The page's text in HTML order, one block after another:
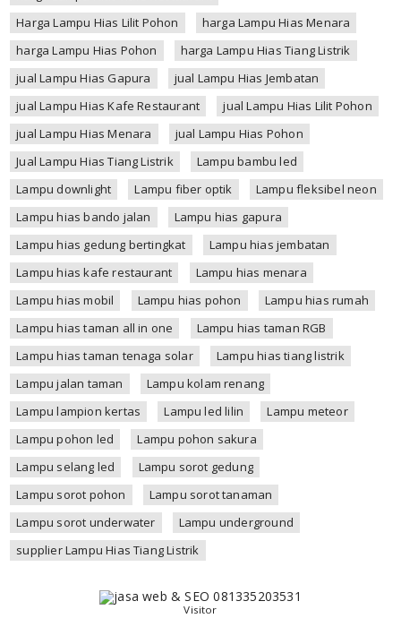
Harga Lampu Hias Lilit Pohon
harga Lampu Hias Menara
harga Lampu Hias Pohon
harga Lampu Hias Tiang Listrik
jual Lampu Hias Gapura
jual Lampu Hias Jembatan
jual Lampu Hias Kafe Restaurant
jual Lampu Hias Lilit Pohon
jual Lampu Hias Menara
jual Lampu Hias Pohon
Jual Lampu Hias Tiang Listrik
Lampu bambu led
Lampu downlight
Lampu fiber optik
Lampu fleksibel neon
Lampu hias bando jalan
Lampu hias gapura
Lampu hias gedung bertingkat
Lampu hias jembatan
Lampu hias kafe restaurant
Lampu hias menara
Lampu hias mobil
Lampu hias pohon
Lampu hias rumah
Lampu hias taman all in one
Lampu hias taman RGB
Lampu hias taman tenaga solar
Lampu hias tiang listrik
Lampu jalan taman
Lampu kolam renang
Lampu lampion kertas
Lampu led lilin
Lampu meteor
Lampu pohon led
Lampu pohon sakura
Lampu selang led
Lampu sorot gedung
Lampu sorot pohon
Lampu sorot tanaman
Lampu sorot underwater
Lampu underground
supplier Lampu Hias Tiang Listrik
Visitor